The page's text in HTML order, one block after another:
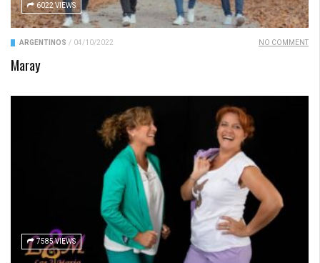
6022 VIEWS
ARGENTINOS / 04/10/2022 NO COMMENT
Maray
7585 VIEWS